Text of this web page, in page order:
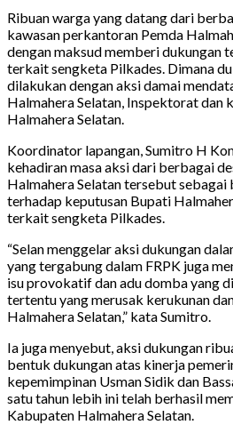
Ribuan warga yang datang dari
kawasan perkantoran Pemda
dengan maksud memberi dukungan
terkait sengketa Pilkades. Dimana
dilakukan dengan aksi damai
Halmahera Selatan, Inspektorat dan
Halmahera Selatan.
Koordinator lapangan, Sumitro H
kehadiran masa aksi dari berbagai
Halmahera Selatan tersebut sebagai
terhadap keputusan Bupati
terkait sengketa Pilkades.
“Selan menggelar aksi dukungan
yang tergabung dalam FRPK juga
isu provokatif dan adu domba yang
tertentu yang merusak kerukunan
Halmahera Selatan,” kata Sumitro.
Ia juga menyebut, aksi dukungan
bentuk dukungan atas kinerja
kepemimpinan Usman Sidik dan
satu tahun lebih ini telah berhasil
Kabupaten Halmahera Selatan.